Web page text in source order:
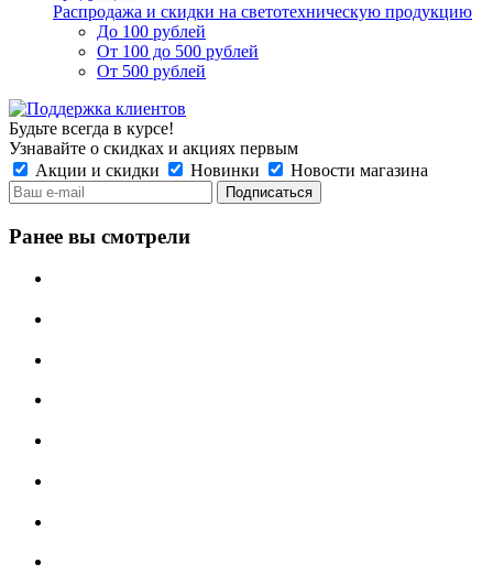
Распродажа и скидки на светотехническую продукцию
До 100 рублей
От 100 до 500 рублей
От 500 рублей
Будьте всегда в курсе!
Узнавайте о скидках и акциях первым
Акции и скидки
Новинки Новости магазина
Ранее вы смотрели